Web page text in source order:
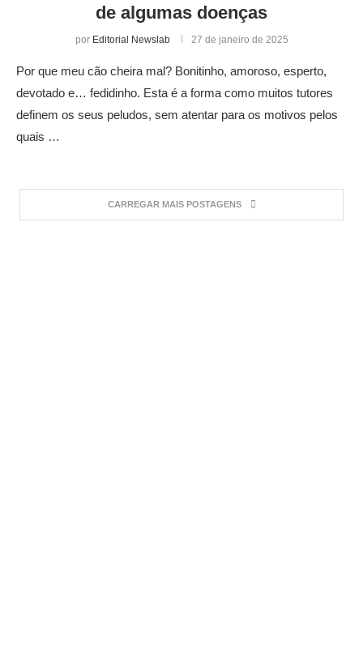
de algumas doenças
por Editorial Newslab 27 de janeiro de 2025
Por que meu cão cheira mal? Bonitinho, amoroso, esperto,
devotado e… fedidinho. Esta é a forma como muitos tutores
definem os seus peludos, sem atentar para os motivos pelos
quais …
CARREGAR MAIS POSTAGENS